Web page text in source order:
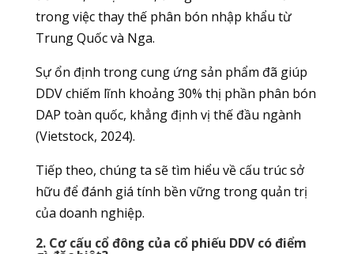
trong việc thay thế phân bón nhập khẩu từ
Trung Quốc và Nga.
Sự ổn định trong cung ứng sản phẩm đã giúp
DDV chiếm lĩnh khoảng 30% thị phần phân bón
DAP toàn quốc, khẳng định vị thế đầu ngành
(Vietstock, 2024).
Tiếp theo, chúng ta sẽ tìm hiểu về cấu trúc sở
hữu để đánh giá tính bền vững trong quản trị
của doanh nghiệp.
2. Cơ cấu cổ đông của cổ phiếu DDV có điểm